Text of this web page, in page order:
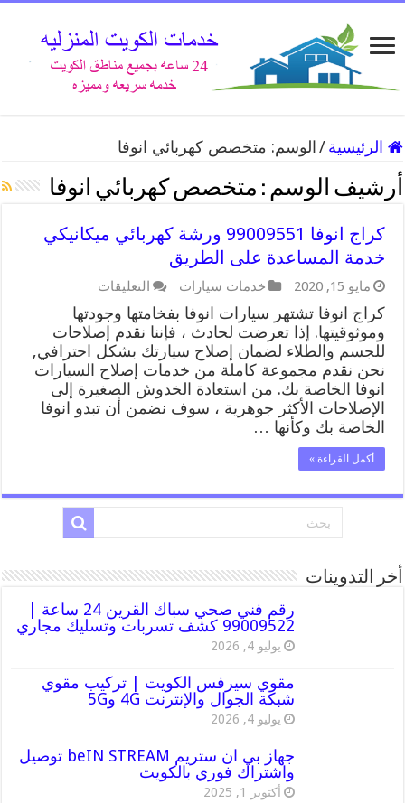
الرئيسية / الوسم: متخصص كهربائي انوفا
أرشيف الوسم : متخصص كهربائي انوفا
كراج انوفا 99009551 ورشة كهربائي ميكانيكي
خدمة المساعدة على الطريق
مايو 15, 2020 خدمات سيارات التعليقات
انوفا
99009551
ورشة
كهربائي
ميكانيكي
خدمة
المساعدة
كراج انوفا تشتهر سيارات انوفا بفخامتها وجودتها
وموثوقيتها. إذا تعرضت لحادث ، فإننا نقدم إصلاحات
للجسم والطلاء لضمان إصلاح سيارتك بشكل احترافي,
نحن نقدم مجموعة كاملة من خدمات إصلاح السيارات
انوفا الخاصة بك. من استعادة الخدوش الصغيرة إلى
الإصلاحات الأكثر جوهرية ، سوف نضمن أن تبدو انوفا
الخاصة بك وكأنها …
أكمل القراءة »
أخر التدوينات
رقم فني صحي سباك القرين 24 ساعة |
99009522 كشف تسربات وتسليك مجاري
يوليو 4, 2026
مقوي سيرفس الكويت | تركيب مقوي
شبكة الجوال والإنترنت 4G و5G
يوليو 4, 2026
جهاز بي ان ستريم beIN STREAM توصيل
واشتراك فوري بالكويت
أكتوبر 1, 2025